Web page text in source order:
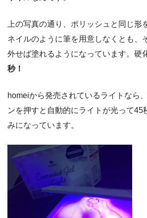
上の写真の通り、ポリッシュと同じ形
ネイルのように筆を用意しなくとも、
外せば塗れるようになっています。硬
秒！
homeiから発売されているライトなら
ンを押すと自動的にライトが光って45
みになっています。